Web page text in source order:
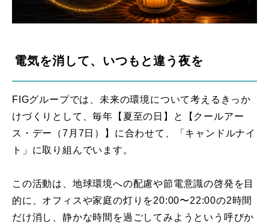
電気を消して、いつもと違う夜を
FIGグループでは、未来の環境について考えるきっか
けづくりとして、毎年【夏至の日】と【クールアー
ス・デー（7月7日）】に合わせて、「キャンドルナイ
ト」に取り組んでいます。
この活動は、地球環境への配慮や節電意識の啓発を目
的に、オフィスや家庭の灯りを20:00〜22:00の2時間
だけ消し、静かな時間を過ごしてみようという呼びか